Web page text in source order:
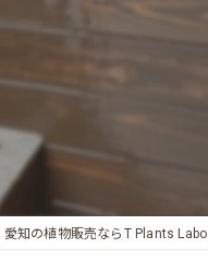
多肉植物
アガベ
サボテン
愛知の植物販売ならT Plants Labo